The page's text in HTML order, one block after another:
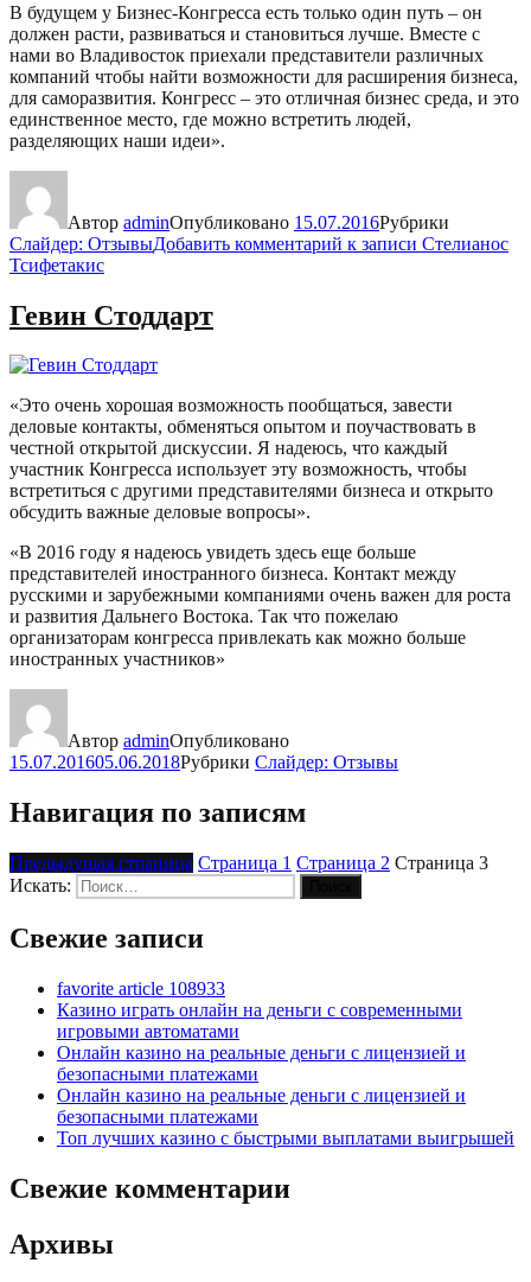
В будущем у Бизнес-Конгресса есть только один путь – он
должен расти, развиваться и становиться лучше. Вместе с
нами во Владивосток приехали представители различных
компаний чтобы найти возможности для расширения бизнеса,
для саморазвития. Конгресс – это отличная бизнес среда, и это
единственное место, где можно встретить людей,
разделяющих наши идеи».
Автор adminОпубликовано 15.07.2016Рубрики
Слайдер: ОтзывыДобавить комментарий к записи Стелианос
Тсифетакис
Гевин Стоддарт
«Это очень хорошая возможность пообщаться, завести
деловые контакты, обменяться опытом и поучаствовать в
честной открытой дискуссии. Я надеюсь, что каждый
участник Конгресса использует эту возможность, чтобы
встретиться с другими представителями бизнеса и открыто
обсудить важные деловые вопросы».
«В 2016 году я надеюсь увидеть здесь еще больше
представителей иностранного бизнеса. Контакт между
русскими и зарубежными компаниями очень важен для роста
и развития Дальнего Востока. Так что пожелаю
организаторам конгресса привлекать как можно больше
иностранных участников»
Автор adminОпубликовано
15.07.201605.06.2018Рубрики Слайдер: Отзывы
Навигация по записям
Предыдущая страница Страница 1 Страница 2 Страница 3
Искать:
Свежие записи
favorite article 108933
Казино играть онлайн на деньги с современными
игровыми автоматами
Онлайн казино на реальные деньги с лицензией и
безопасными платежами
Онлайн казино на реальные деньги с лицензией и
безопасными платежами
Топ лучших казино с быстрыми выплатами выигрышей
Свежие комментарии
Архивы